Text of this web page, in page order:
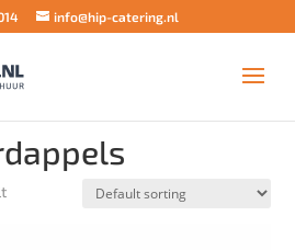
info@hip-catering.nl